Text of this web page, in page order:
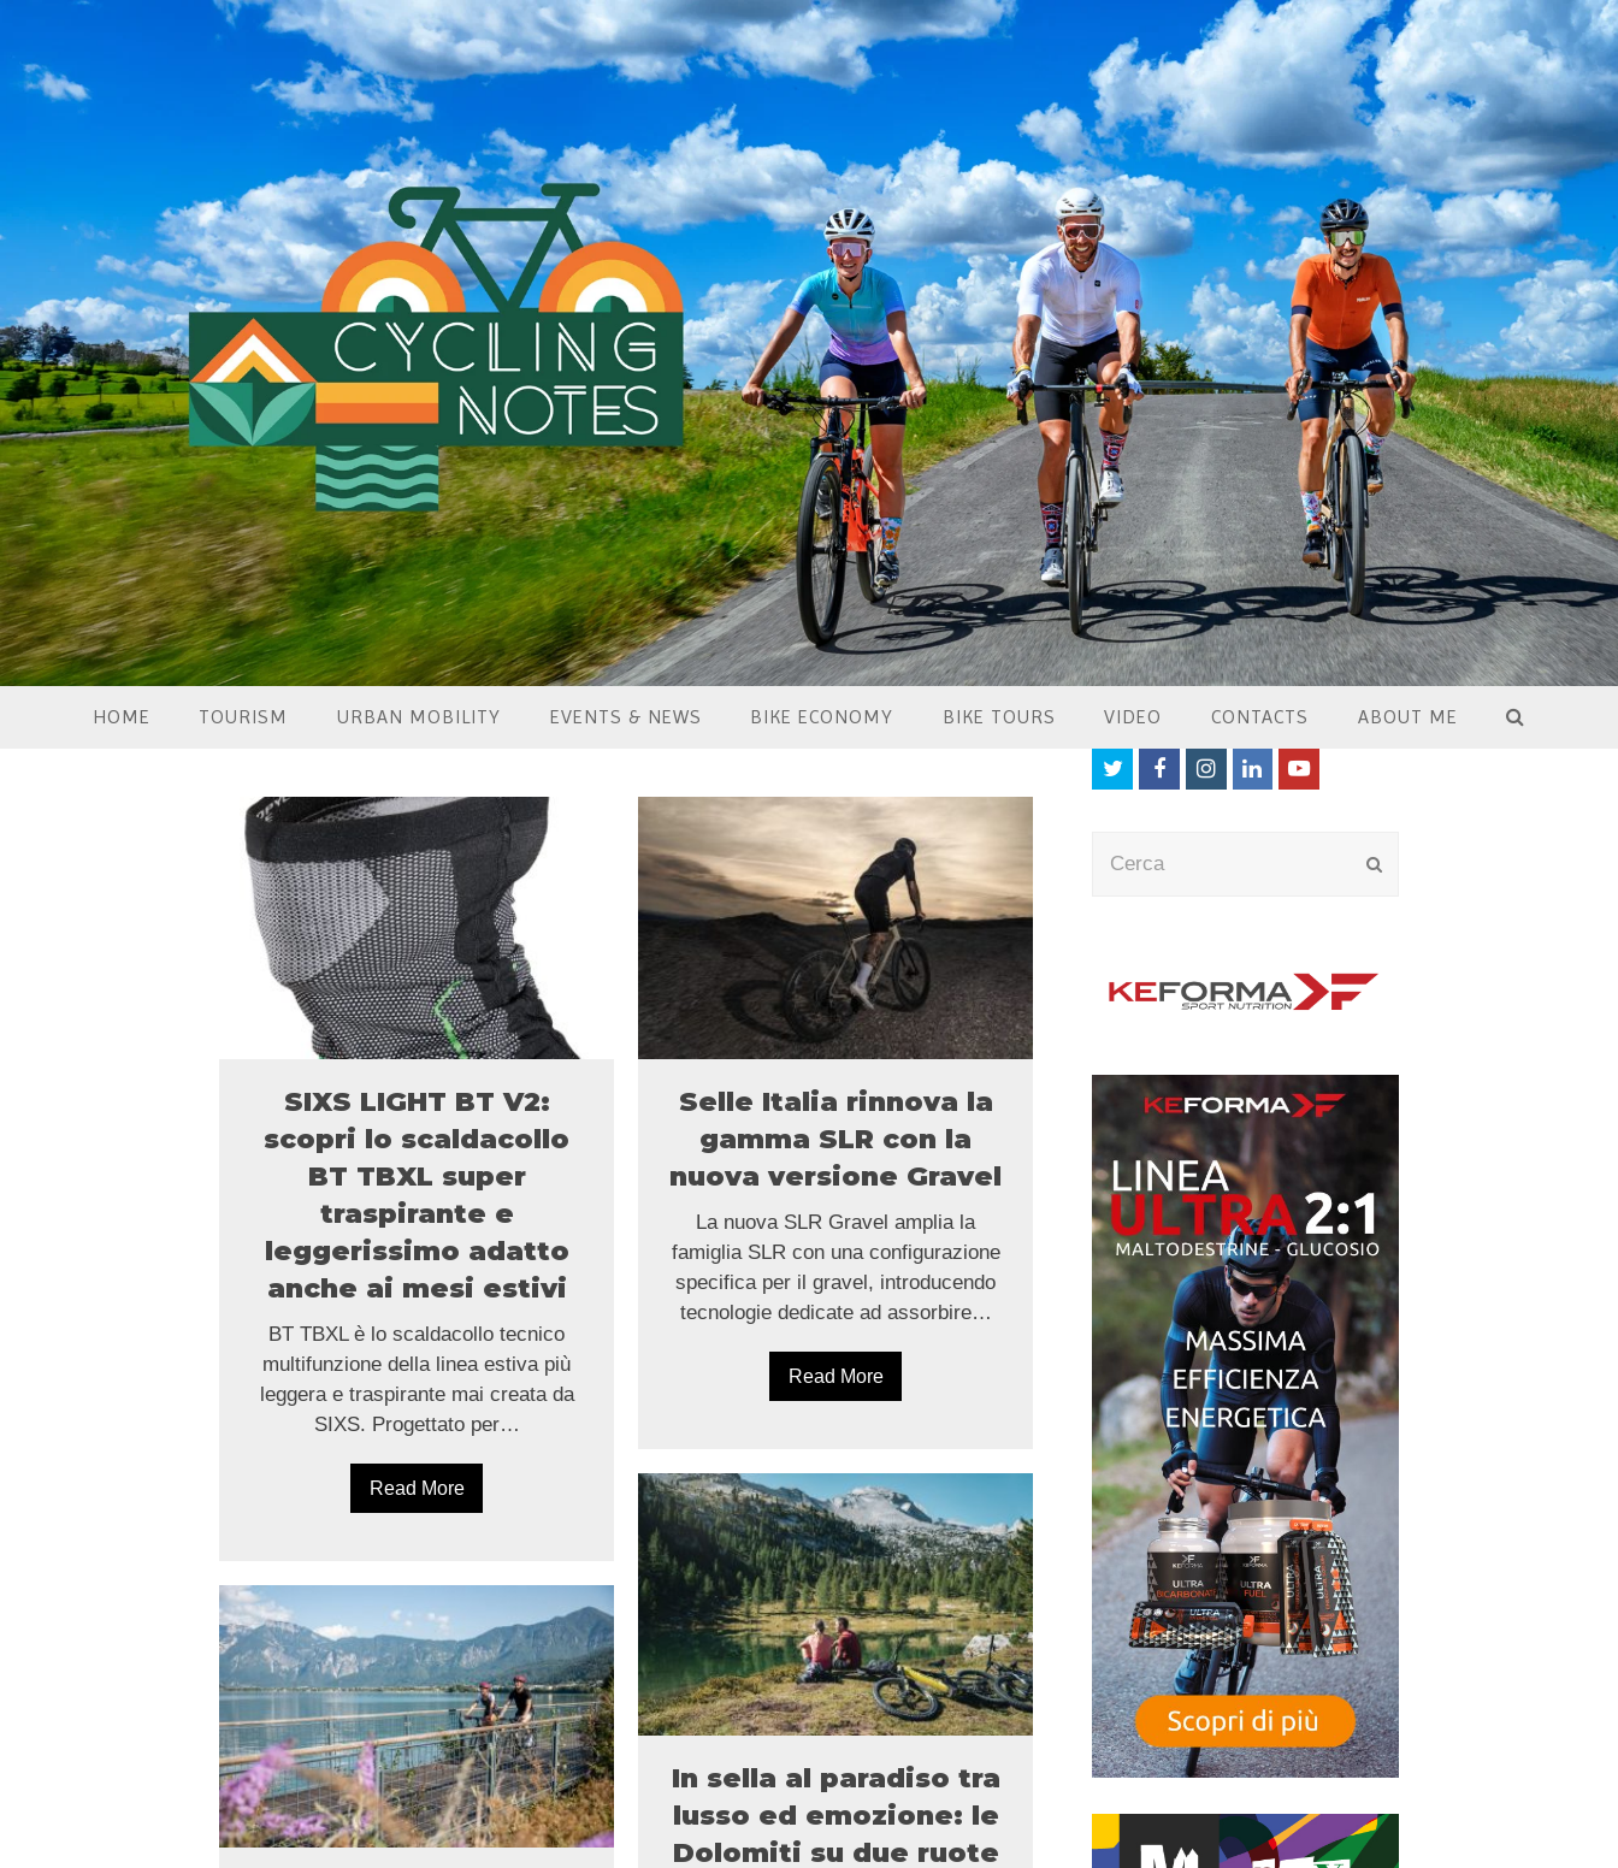
HOME TOURISM URBAN MOBILITY EVENTS & NEWS BIKE ECONOMY BIKE TOURS VIDEO CONTACTS ABOUT ME
SIXS LIGHT BT V2:
scopri lo scaldacollo
BT TBXL super
traspirante e
leggerissimo adatto
anche ai mesi estivi
BT TBXL è lo scaldacollo tecnico
multifunzione della linea estiva più
leggera e traspirante mai creata da
SIXS. Progettato per…
Read More
Selle Italia rinnova la
gamma SLR con la
nuova versione Gravel
La nuova SLR Gravel amplia la
famiglia SLR con una configurazione
specifica per il gravel, introducendo
tecnologie dedicate ad assorbire…
Read More
In sella al paradiso tra
lusso ed emozione: le
Dolomiti su due ruote
TwitterFacebookInstagram
LinkedInYoutube